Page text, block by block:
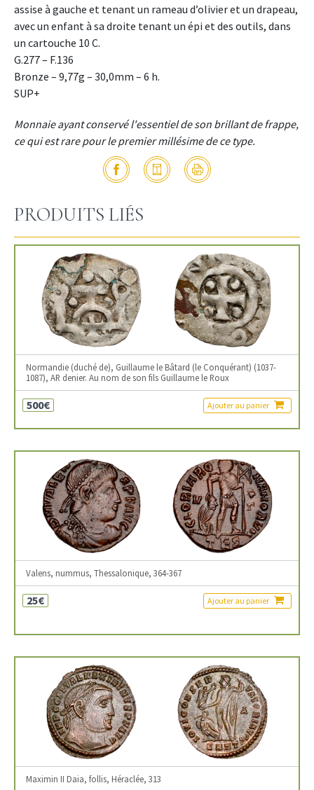
assise à gauche et tenant un rameau d’olivier et un drapeau,
avec un enfant à sa droite tenant un épi et des outils, dans
un cartouche 10 C.
G.277 – F.136
Bronze – 9,77g – 30,0mm – 6 h.
SUP+
Monnaie ayant conservé l'essentiel de son brillant de frappe,
ce qui est rare pour le premier millésime de ce type.
PRODUITS LIÉS
Normandie (duché de), Guillaume le Bâtard (le Conquérant) (1037-
1087), AR denier. Au nom de son fils Guillaume le Roux
500€ Ajouter au panier
Valens, nummus, Thessalonique, 364-367
25€ Ajouter au panier
Maximin II Daia, follis, Héraclée, 313